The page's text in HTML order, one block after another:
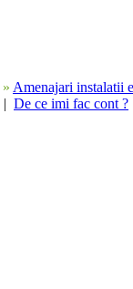
» Amenajari instalatii
| De ce imi fac cont ?